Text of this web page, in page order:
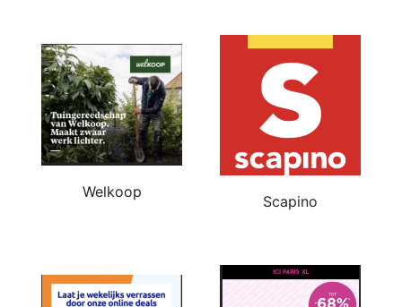
Welkoop
Scapino